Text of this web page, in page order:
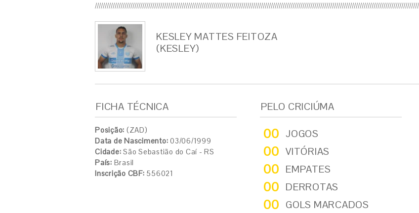
KESLEY MATTES FEITOZA
(KESLEY)
FICHA TÉCNICA
Posição: (ZAD)
Data de Nascimento: 03/06/1999
Cidade: São Sebastião do Caí - RS
País: Brasil
Inscrição CBF: 556021
PELO CRICIÚMA
00 JOGOS
00 VITÓRIAS
00 EMPATES
00 DERROTAS
00 GOLS MARCADOS